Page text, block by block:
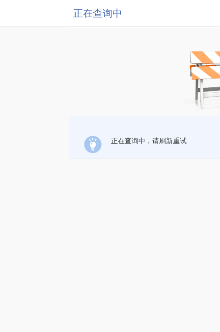
正在查询中
正在查询中，请刷新重试